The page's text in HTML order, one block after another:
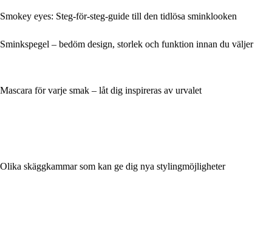
Smokey eyes: Steg-för-steg-guide till den tidlösa sminklooken
Sminkspegel – bedöm design, storlek och funktion innan du väljer
Mascara för varje smak – låt dig inspireras av urvalet
Olika skäggkammar som kan ge dig nya stylingmöjligheter